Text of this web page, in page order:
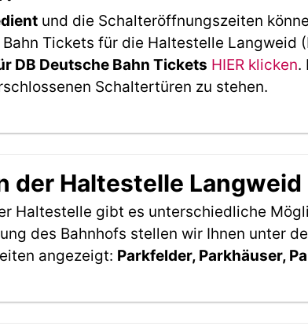
und die Schalteröffnungszeiten
Tickets für die Haltestelle
DB Deutsche Bahn Tickets HIER klicken.
Schaltertüren zu stehen.
der Haltestelle
Haltestelle gibt es unterschiedliche
des Bahnhofs stellen wir Ihnen unter
angezeigt: Parkfelder, Parkhäuser,